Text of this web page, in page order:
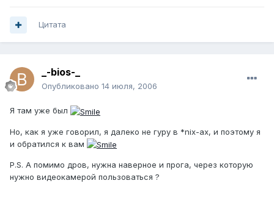
Цитата
_-bios-_
Опубликовано 14 июля, 2006
Я там уже был
Но, как я уже говорил, я далеко не гуру в *nix-ах, и поэтому я
и обратился к вам
P.S. А помимо дров, нужна наверное и прога, через которую
нужно видеокамерой пользоваться ?